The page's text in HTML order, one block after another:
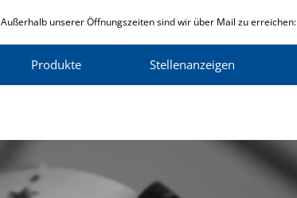
Außerhalb unserer Öffnungszeiten sind wir über Mail zu erreichen:
Produkte Stellenanzeigen